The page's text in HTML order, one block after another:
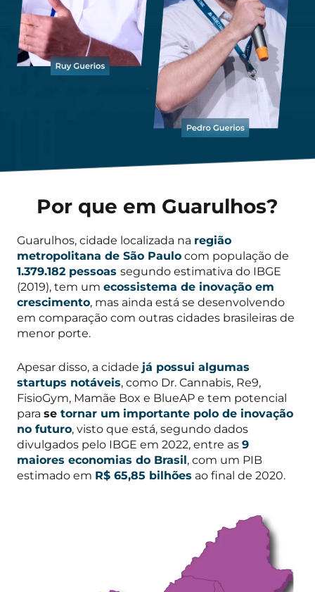
Por que em Guarulhos?
Guarulhos, cidade localizada na região
metropolitana de São Paulo com população de
1.379.182 pessoas segundo estimativa do IBGE
(2019), tem um ecossistema de inovação em
crescimento, mas ainda está se desenvolvendo
em comparação com outras cidades brasileiras de
menor porte.
Apesar disso, a cidade já possui algumas
startups notáveis, como Dr. Cannabis, Re9,
FisioGym, Mamãe Box e BlueAP e tem potencial
para se tornar um importante polo de inovação
no futuro, visto que está, segundo dados
divulgados pelo IBGE em 2022, entre as 9
maiores economias do Brasil, com um PIB
estimado em R$ 65,85 bilhões ao final de 2020.